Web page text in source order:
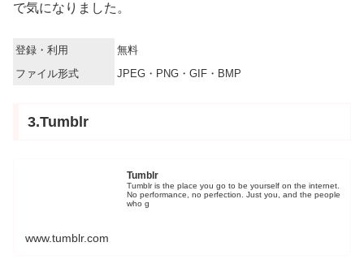
で気になりました。
登録・利用
無料
ファイル形式
JPEG・PNG・GIF・BMP
3.Tumblr
Tumblr
Tumblr is the place you go to be yourself on the internet.
No performance, no perfection. Just you, and the people
who g
www.tumblr.com